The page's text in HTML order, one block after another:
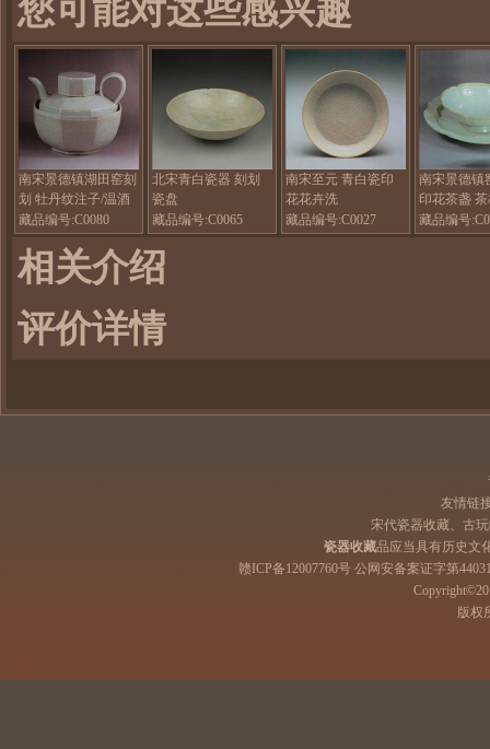
您可能对这些感兴趣
南宋景德镇湖田窑刻
划 牡丹纹注子/温酒
壶
藏品编号:C0080
北宋青白瓷器 刻划
瓷盘
藏品编号:C0065
南宋至元 青白瓷印
花花卉洗
藏品编号:C0027
南宋景德镇
印花茶盏
藏品编号
相关介绍
评价详情
友情链
宋代瓷器收藏、古
瓷器收藏品应当具有历史文
赣ICP备12007760号 公网安备案证字第
版权